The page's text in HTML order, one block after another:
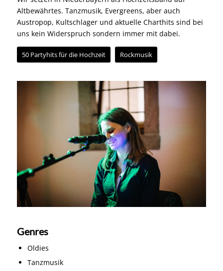
Altbewährtes. Tanzmusik, Evergreens, aber auch
Austropop, Kultschlager und aktuelle Charthits sind bei
uns kein Widerspruch sondern immer mit dabei.
50 Partyhits für die Hochzeit Rockmusik
Genres
Oldies
Tanzmusik